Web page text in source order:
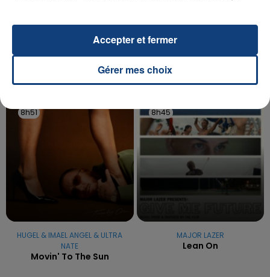
OPÉRER DE LA CHEVILLE RESSORT DE LA...
La famille a porté plainte contre la clinique qui a
TITRES DIFFUSÉS
8h51
8h51
HUGEL & IMAEL ANGEL & ULTRA
NATE
Movin' To The Sun
8h45
8h45
MAJOR LAZER
Lean On
Gérer mes choix
Accepter et fermer